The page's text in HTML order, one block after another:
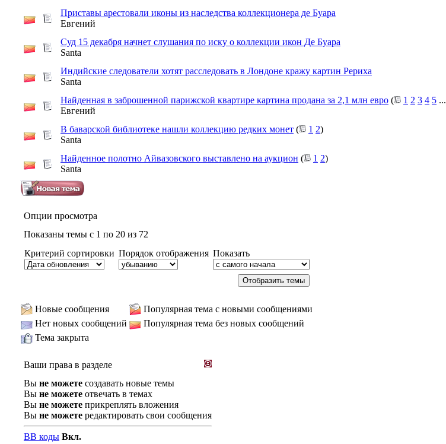
Приставы арестовали иконы из наследства коллекционера де Буара
Евгений
Суд 15 декабря начнет слушания по иску о коллекции икон Де Буара
Santa
Индийские следователи хотят расследовать в Лондоне кражу картин Рериха
Santa
Найденная в заброшенной парижской квартире картина продана за 2,1 млн евро ( 1 2 3 4 5 ...
Евгений
В баварской библиотеке нашли коллекцию редких монет ( 1 2)
Santa
Найденное полотно Айвазовского выставлено на аукцион ( 1 2)
Santa
Опции просмотра
Показаны темы с 1 по 20 из 72
Критерий сортировки Порядок отображения Показать
Новые сообщения
Популярная тема с новыми сообщениями
Нет новых сообщений
Популярная тема без новых сообщений
Тема закрыта
Ваши права в разделе
Вы не можете создавать новые темы
Вы не можете отвечать в темах
Вы не можете прикреплять вложения
Вы не можете редактировать свои сообщения
BB коды Вкл.